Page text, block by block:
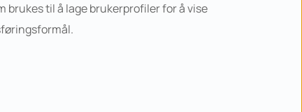
til å lage brukerprofiler for å vise